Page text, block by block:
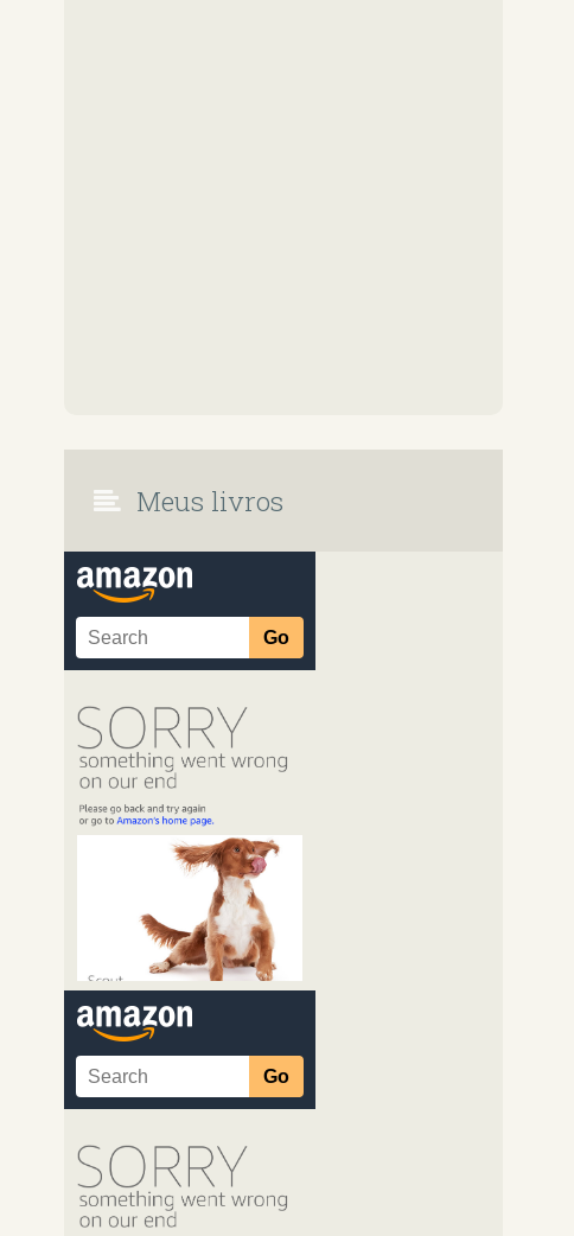
Meus livros